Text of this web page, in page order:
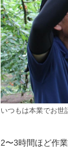
いつもは本業でお世
2〜3時間ほど作